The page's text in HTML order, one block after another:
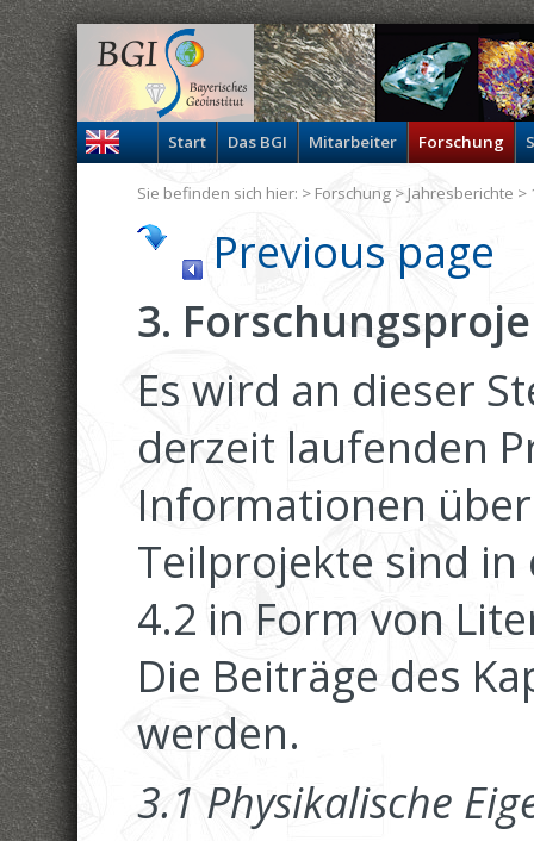
Start Das BGI Mitarbeiter Forschung
Previous page
3.
Es wird an dieser
derzeit laufenden
Informationen
Teilprojekte sind
4.2 in Form von
Die Beiträge des
werden.
3.1 Physikalische
Sie befinden sich hier: > Forschung >Jahresberichte >